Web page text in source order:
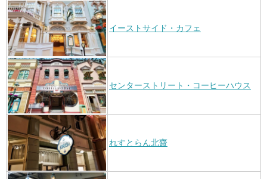
イーストサイド・カフェ
センターストリート・コーヒーハウス
れすとらん北齋